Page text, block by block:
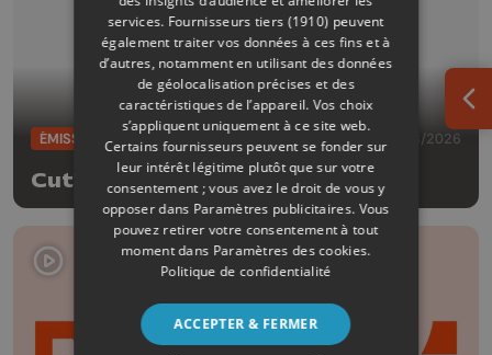
ÉMISSIONS 05/08/2026
Cut!
services. Fournisseurs tiers (1910) peuvent
également traiter vos données à ces fins et à
d’autres, notamment en utilisant des données
de géolocalisation précises et des
caractéristiques de l’appareil. Vos choix
s’appliquent uniquement à ce site web.
Certains fournisseurs peuvent se fonder sur
leur intérêt légitime plutôt que sur votre
consentement ; vous avez le droit de vous y
opposer dans Paramètres publicitaires. Vous
pouvez retirer votre consentement à tout
moment dans Paramètres des cookies.
Politique de confidentialité
ACCEPTER & FERMER